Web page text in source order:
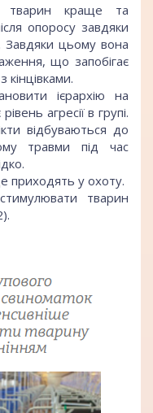
тварин краще та
опоросу завдяки
Завдяки цьому вона
що запобігає
кінцівками.
ієрархію на
агресії в групі.
відбуваються до
травми під час
приходять у охоту.
тварин